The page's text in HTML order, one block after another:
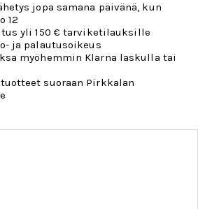
jopa samana päivänä, kun
12
yli 150 € tarviketilauksille
ja palautusoikeus
myöhemmin Klarna laskulla tai
suoraan Pirkkalan